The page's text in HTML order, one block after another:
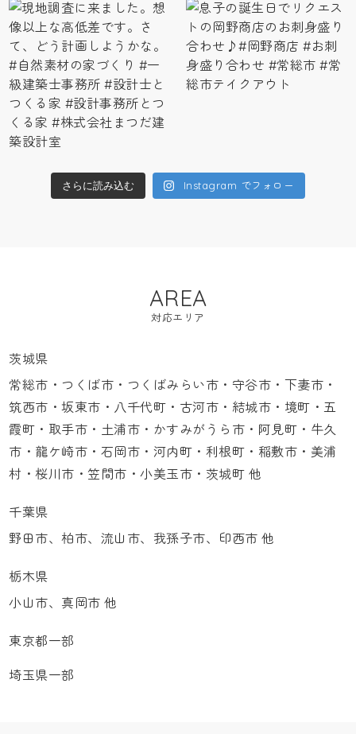
さらに読み込む Instagram でフォロー
AREA
対応エリア
茨城県
常総市・つくば市・つくばみらい市・守谷市・下妻市・
筑西市・坂東市・八千代町・古河市・結城市・境町・五
霞町・取手市・土浦市・かすみがうら市・阿見町・牛久
市・龍ケ崎市・石岡市・河内町・利根町・稲敷市・美浦
村・桜川市・笠間市・小美玉市・茨城町 他
千葉県
野田市、柏市、流山市、我孫子市、印西市 他
栃木県
小山市、真岡市 他
東京都一部
埼玉県一部